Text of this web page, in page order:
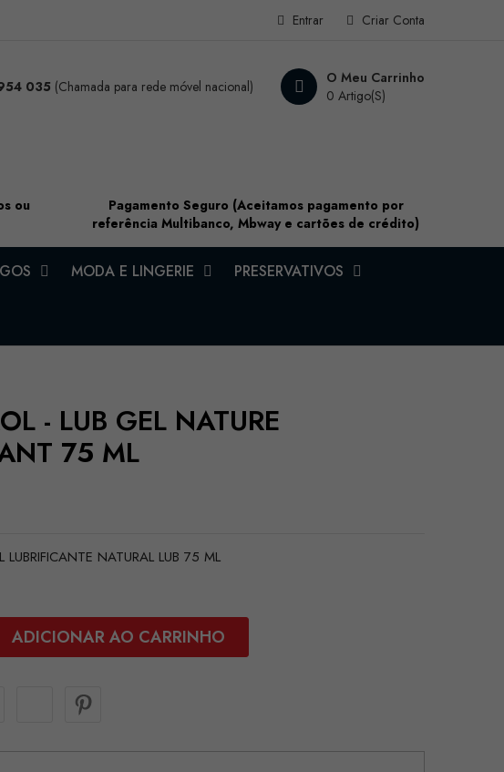
Criar Conta
Entrar
O Meu Carrinho
0 Artigo(s)
035 (Chamada para rede móvel nacional)
ou
Pagamento Seguro (Aceitamos pagamento por
referência Multibanco, Mbway e cartões de crédito)
MODA E LINGERIE PRESERVATIVOS
- LUB GEL NATURE
75 ML
NATURAL LUB 75 ML
ADICIONAR AO CARRINHO